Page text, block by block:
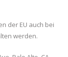
der EU auch bei
werden.